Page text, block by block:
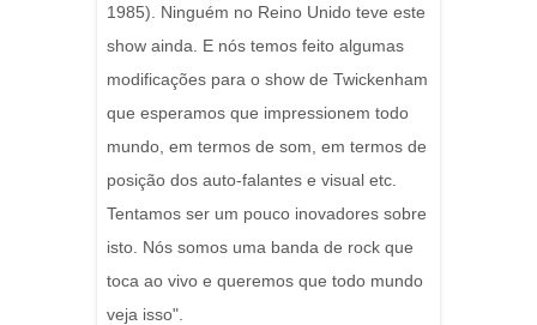
1985). Ninguém no Reino Unido teve este
show ainda. E nós temos feito algumas
modificações para o show de Twickenham
que esperamos que impressionem todo
mundo, em termos de som, em termos de
posição dos auto-falantes e visual etc.
Tentamos ser um pouco inovadores sobre
isto. Nós somos uma banda de rock que
toca ao vivo e queremos que todo mundo
veja isso".